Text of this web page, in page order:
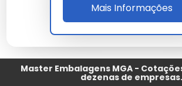
Mais Informações
Master Embalagens MGA -
dezenas de empresas.